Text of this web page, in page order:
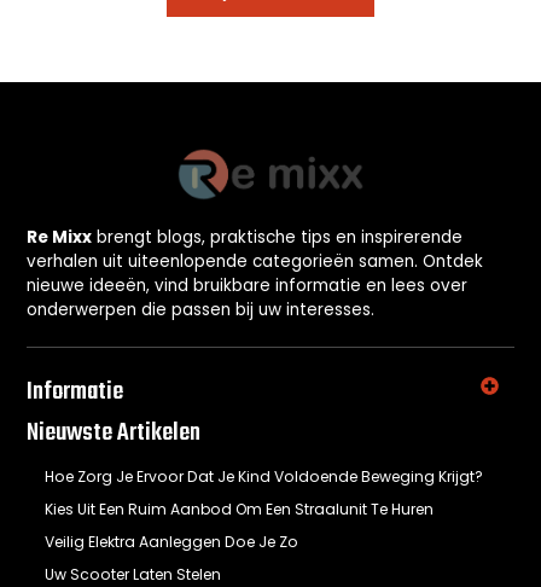
Re Mixx brengt blogs, praktische tips en inspirerende
verhalen uit uiteenlopende categorieën samen. Ontdek
nieuwe ideeën, vind bruikbare informatie en lees over
onderwerpen die passen bij uw interesses.
Informatie
Nieuwste Artikelen
Hoe Zorg Je Ervoor Dat Je Kind Voldoende Beweging Krijgt?
Kies Uit Een Ruim Aanbod Om Een Straalunit Te Huren
Veilig Elektra Aanleggen Doe Je Zo
Uw Scooter Laten Stelen